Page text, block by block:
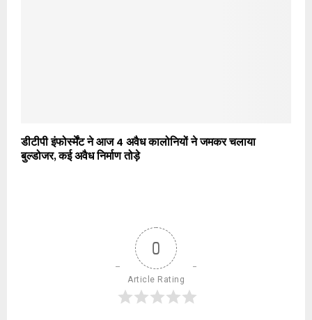
डीटीपी इंफोर्स्मेंट ने आज 4 अवैध कालोनियों ने जमकर चलाया
बुल्डोजर, कई अवैध निर्माण तोड़े
0
Article Rating